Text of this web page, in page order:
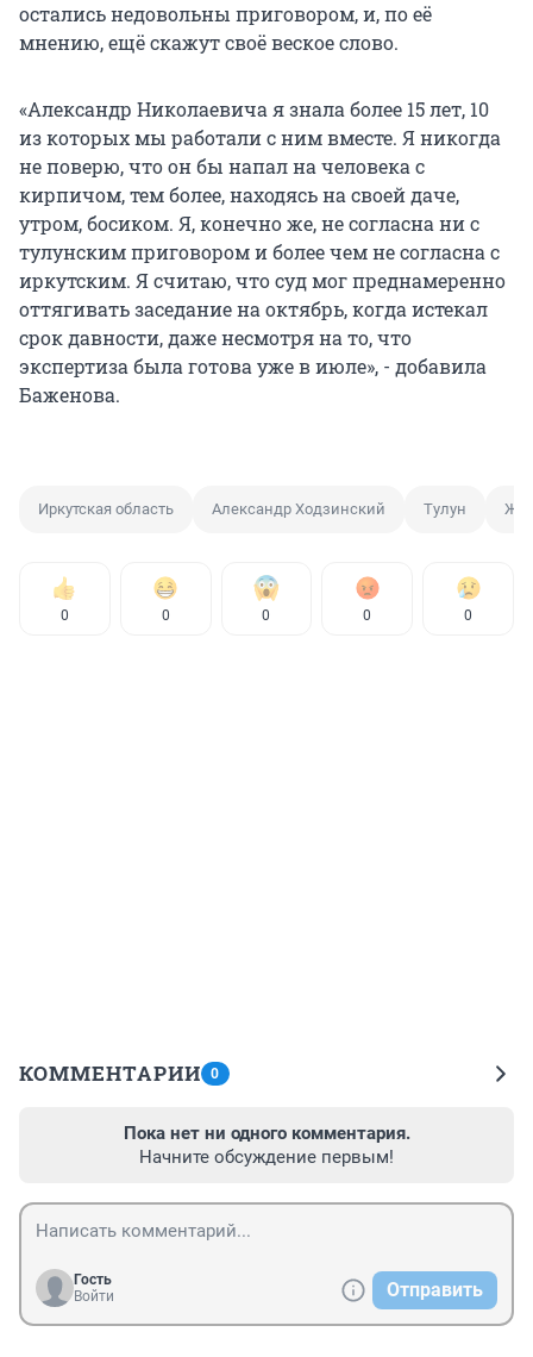
остались недовольны приговором, и, по её
мнению, ещё скажут своё веское слово.
«Александр Николаевича я знала более 15 лет, 10
из которых мы работали с ним вместе. Я никогда
не поверю, что он бы напал на человека с
кирпичом, тем более, находясь на своей даче,
утром, босиком. Я, конечно же, не согласна ни с
тулунским приговором и более чем не согласна с
иркутским. Я считаю, что суд мог преднамеренно
оттягивать заседание на октябрь, когда истекал
срок давности, даже несмотря на то, что
экспертиза была готова уже в июле», - добавила
Баженова.
Иркутская область Александр Ходзинский Тулун
0 0 0 0 0
КОММЕНТАРИИ 0
Пока нет ни одного комментария.
Начните обсуждение первым!
Гость
Войти
Отправить